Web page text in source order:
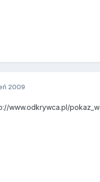
2009
www.odkrywca.pl/